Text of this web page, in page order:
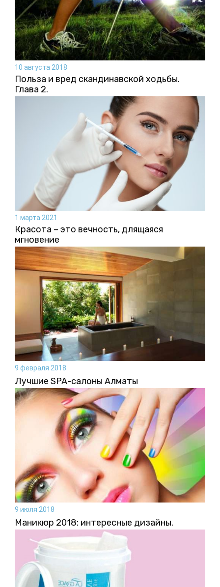
10 августа 2018
Польза и вред скандинавской ходьбы.
Глава 2.
1 марта 2021
Красота – это вечность, длящаяся
мгновение
9 февраля 2018
Лучшие SPA-салоны Алматы
9 июля 2018
Маникюр 2018: интересные дизайны.